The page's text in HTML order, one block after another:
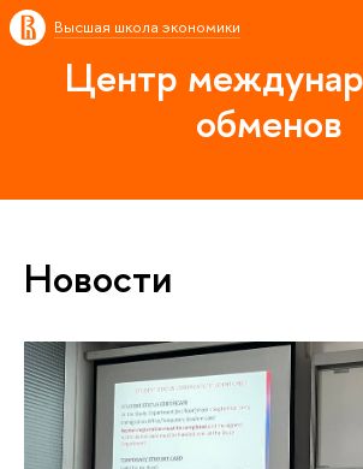
Высшая школа экономики
Центр
обменов
Новости